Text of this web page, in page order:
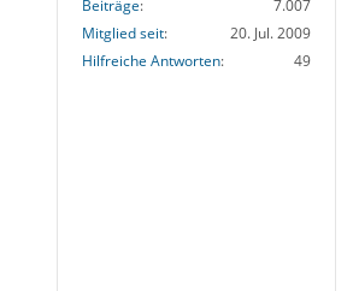
Beiträge
7.007
Mitglied seit
20. Jul. 2009
Hilfreiche Antworten
49